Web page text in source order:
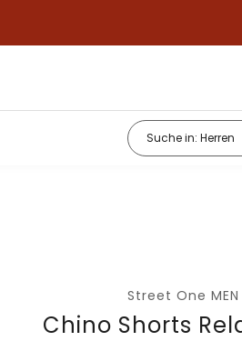
Street One MEN
Chino Shorts